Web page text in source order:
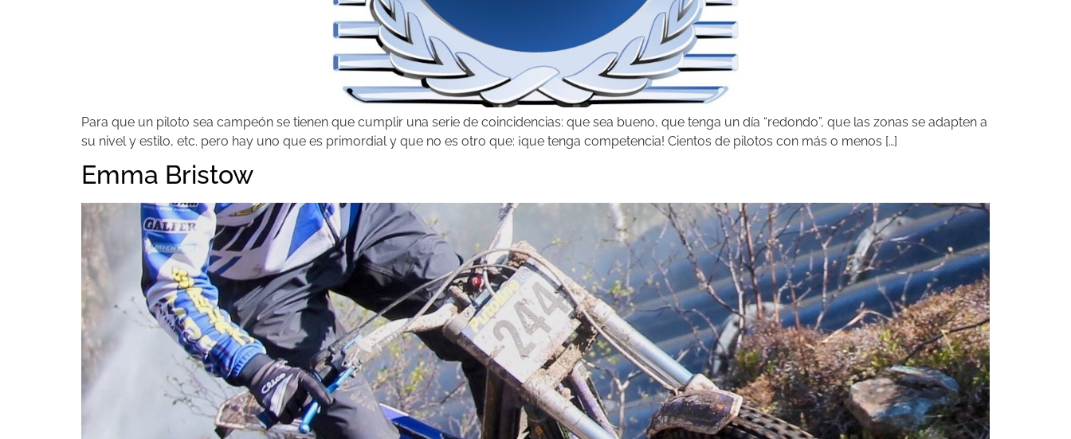
Para que un piloto sea campeón se tienen que cumplir una serie de coincidencias: que sea bueno, que tenga un día “redondo”, que las zonas se adapten a
su nivel y estilo, etc. pero hay uno que es primordial y que no es otro que: ¡que tenga competencia! Cientos de pilotos con más o menos […]
Emma Bristow